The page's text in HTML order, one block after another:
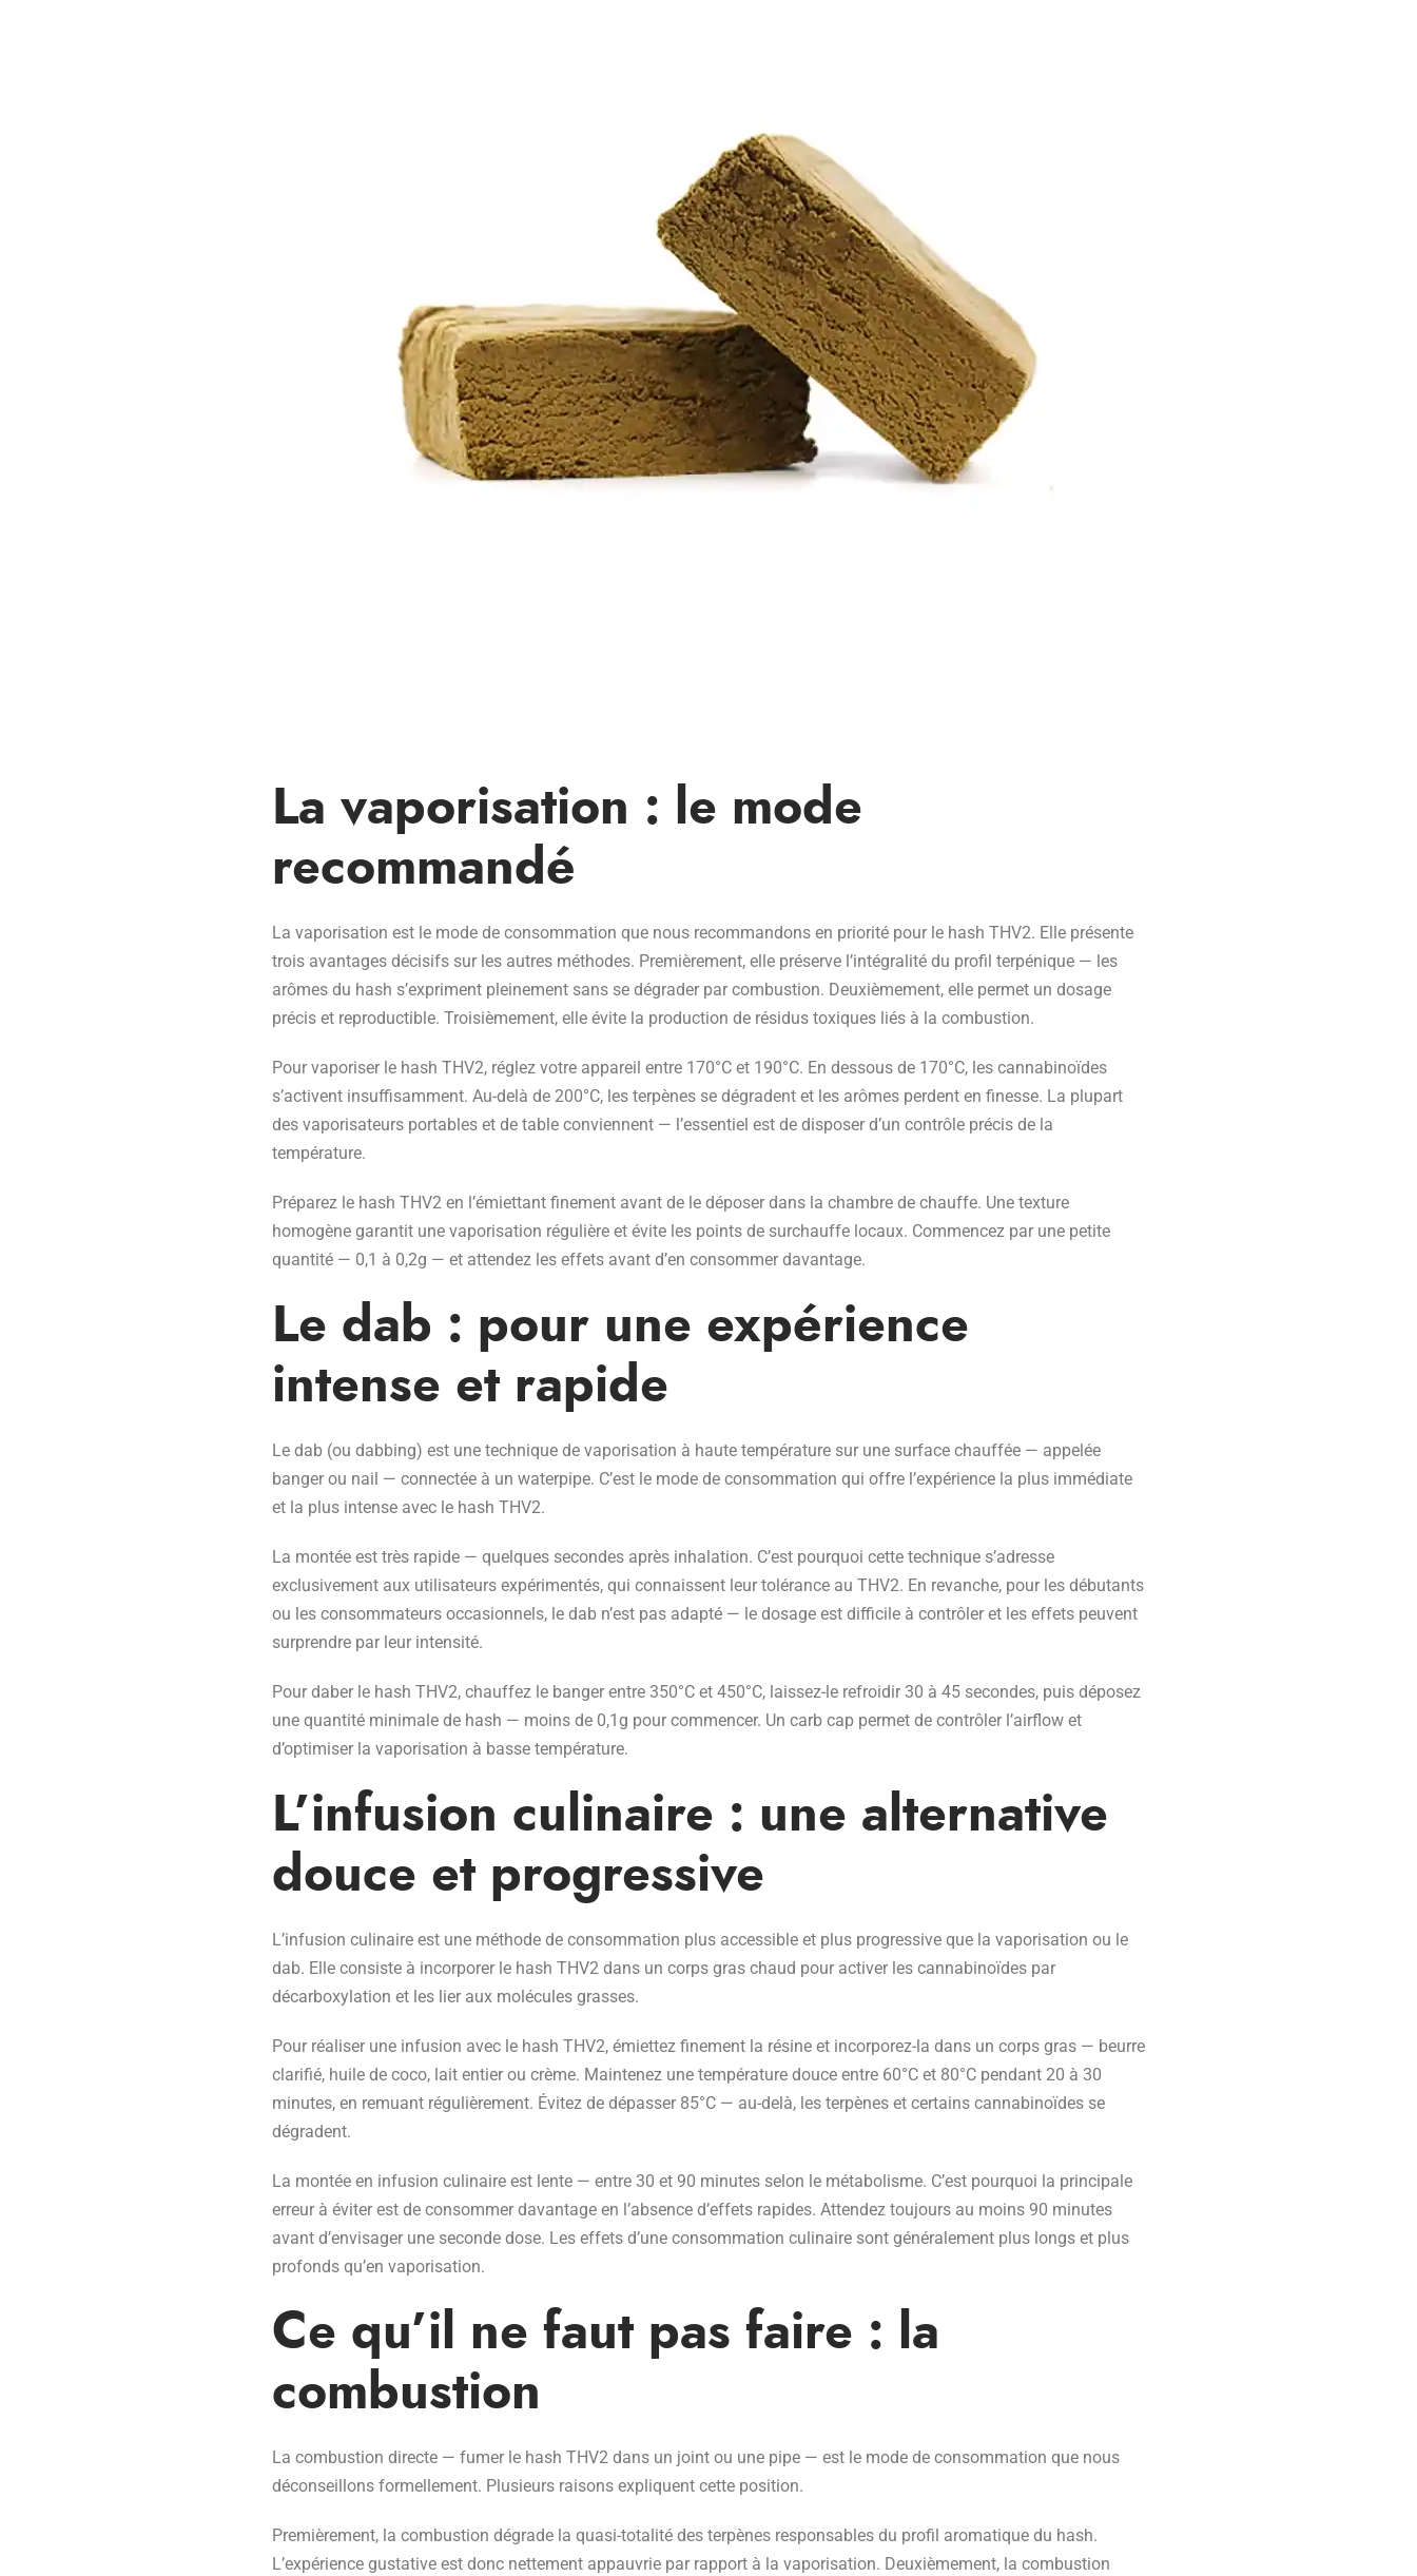
La vaporisation : le mode
recommandé
La vaporisation est le mode de consommation que nous recommandons en priorité pour le hash THV2. Elle présente
trois avantages décisifs sur les autres méthodes. Premièrement, elle préserve l’intégralité du profil terpénique — les
arômes du hash s’expriment pleinement sans se dégrader par combustion. Deuxièmement, elle permet un dosage
précis et reproductible. Troisièmement, elle évite la production de résidus toxiques liés à la combustion.
Pour vaporiser le hash THV2, réglez votre appareil entre 170°C et 190°C. En dessous de 170°C, les cannabinoïdes
s’activent insuffisamment. Au-delà de 200°C, les terpènes se dégradent et les arômes perdent en finesse. La plupart
des vaporisateurs portables et de table conviennent — l’essentiel est de disposer d’un contrôle précis de la
température.
Préparez le hash THV2 en l’émiettant finement avant de le déposer dans la chambre de chauffe. Une texture
homogène garantit une vaporisation régulière et évite les points de surchauffe locaux. Commencez par une petite
quantité — 0,1 à 0,2g — et attendez les effets avant d’en consommer davantage.
Le dab : pour une expérience
intense et rapide
Le dab (ou dabbing) est une technique de vaporisation à haute température sur une surface chauffée — appelée
banger ou nail — connectée à un waterpipe. C’est le mode de consommation qui offre l’expérience la plus immédiate
et la plus intense avec le hash THV2.
La montée est très rapide — quelques secondes après inhalation. C’est pourquoi cette technique s’adresse
exclusivement aux utilisateurs expérimentés, qui connaissent leur tolérance au THV2. En revanche, pour les débutants
ou les consommateurs occasionnels, le dab n’est pas adapté — le dosage est difficile à contrôler et les effets peuvent
surprendre par leur intensité.
Pour daber le hash THV2, chauffez le banger entre 350°C et 450°C, laissez-le refroidir 30 à 45 secondes, puis déposez
une quantité minimale de hash — moins de 0,1g pour commencer. Un carb cap permet de contrôler l’airflow et
d’optimiser la vaporisation à basse température.
L’infusion culinaire : une alternative
douce et progressive
L’infusion culinaire est une méthode de consommation plus accessible et plus progressive que la vaporisation ou le
dab. Elle consiste à incorporer le hash THV2 dans un corps gras chaud pour activer les cannabinoïdes par
décarboxylation et les lier aux molécules grasses.
Pour réaliser une infusion avec le hash THV2, émiettez finement la résine et incorporez-la dans un corps gras — beurre
clarifié, huile de coco, lait entier ou crème. Maintenez une température douce entre 60°C et 80°C pendant 20 à 30
minutes, en remuant régulièrement. Évitez de dépasser 85°C — au-delà, les terpènes et certains cannabinoïdes se
dégradent.
La montée en infusion culinaire est lente — entre 30 et 90 minutes selon le métabolisme. C’est pourquoi la principale
erreur à éviter est de consommer davantage en l’absence d’effets rapides. Attendez toujours au moins 90 minutes
avant d’envisager une seconde dose. Les effets d’une consommation culinaire sont généralement plus longs et plus
profonds qu’en vaporisation.
Ce qu’il ne faut pas faire : la
combustion
La combustion directe — fumer le hash THV2 dans un joint ou une pipe — est le mode de consommation que nous
déconseillons formellement. Plusieurs raisons expliquent cette position.
Premièrement, la combustion dégrade la quasi-totalité des terpènes responsables du profil aromatique du hash.
L’expérience gustative est donc nettement appauvrie par rapport à la vaporisation. Deuxièmement, la combustion